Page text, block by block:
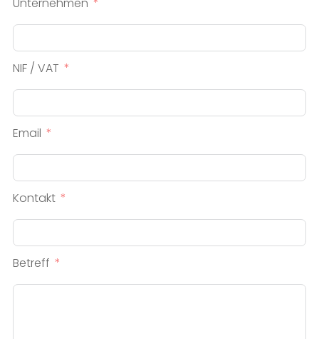
Unternehmen
NIF / VAT
Email
Kontakt
Betreff